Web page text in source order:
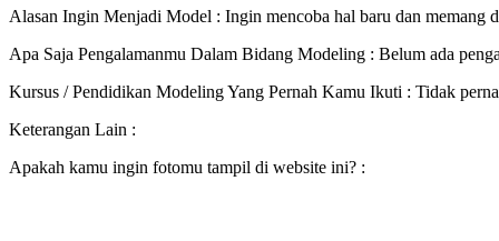
Alasan Ingin Menjadi Model : Ingin mencoba hal baru dan memang
Apa Saja Pengalamanmu Dalam Bidang Modeling : Belum ada
Kursus / Pendidikan Modeling Yang Pernah Kamu Ikuti : Tidak
Keterangan Lain :
Apakah kamu ingin fotomu tampil di website ini? :